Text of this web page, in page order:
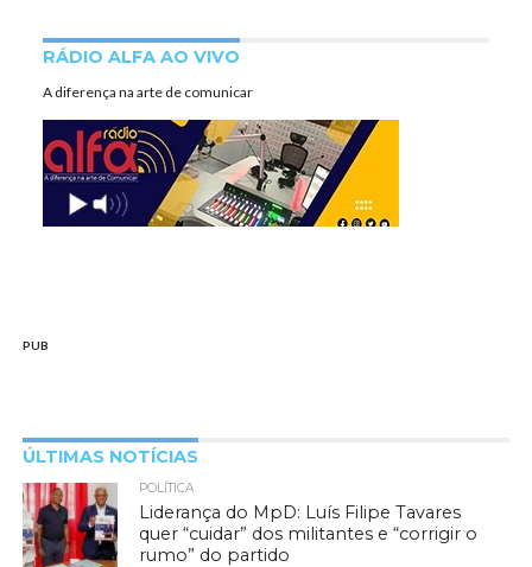
RÁDIO ALFA AO VIVO
A diferença na arte de comunicar
PUB
ÚLTIMAS NOTÍCIAS
POLÍTICA
Liderança do MpD: Luís Filipe Tavares
quer “cuidar” dos militantes e “corrigir o
rumo” do partido